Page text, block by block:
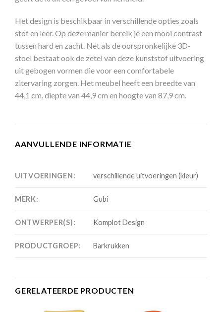
Het design is beschikbaar in verschillende opties zoals
stof en leer. Op deze manier bereik je een mooi contrast
tussen hard en zacht. Net als de oorspronkelijke 3D-
stoel bestaat ook de zetel van deze kunststof uitvoering
uit gebogen vormen die voor een comfortabele
zitervaring zorgen. Het meubel heeft een breedte van
44,1 cm, diepte van 44,9 cm en hoogte van 87,9 cm.
AANVULLENDE INFORMATIE
UITVOERINGEN: verschillende uitvoeringen (kleur)
MERK: Gubi
ONTWERPER(S): Komplot Design
PRODUCTGROEP: Barkrukken
GERELATEERDE PRODUCTEN